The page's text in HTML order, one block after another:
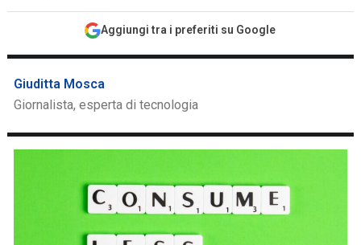
Aggiungi tra i preferiti su Google
Giuditta Mosca
Giornalista, esperta di tecnologia